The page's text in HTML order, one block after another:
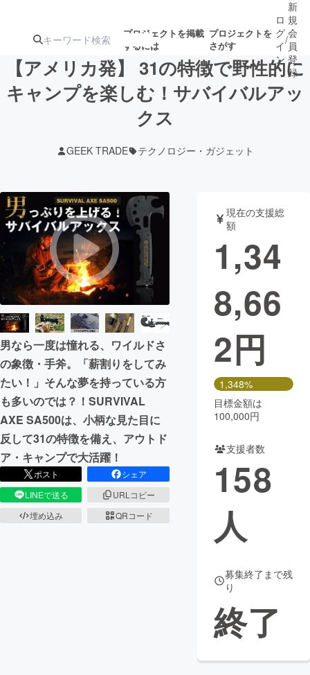
プロジェクトを掲載
するには
プロジェクトを
さがす
注目の新着プロ募集終了が近いプ
テクノロジー・ガジェット
映像・映画 書籍・雑誌
ビジネス・起業 チャレンジ
まちづくり・地域活性化
CAMPFIRE for Social Good
CAMPFIRE Creation
CAMPFIREふるさと納税
コミュニティ
ロ
グ
イ
ン
/
新
規
会
員
登
録
【アメリカ発】 31の特徴で野性的に
キャンプを楽しむ！サバイバルアッ
クス
GEEK TRADE テクノロジー・ガジェット
男なら一度は憧れる、ワイルドさ
の象徴・手斧。「薪割りをしてみ
たい！」そんな夢を持っている方
も多いのでは？！SURVIVAL
AXE SA500は、小柄な見た目に
反して31の特徴を備え、アウトド
ア・キャンプで大活躍！
ポスト
シェア
LINEで送る
URLコピー
埋め込み
QRコード
現在の支援総
額
1,34
8,66
2円
1,348%
目標金額は
100,000円
支援者数
158
人
募集終了まで残
り
終了